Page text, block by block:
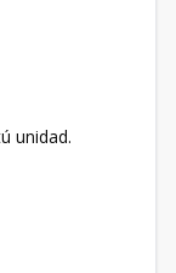
unidad.